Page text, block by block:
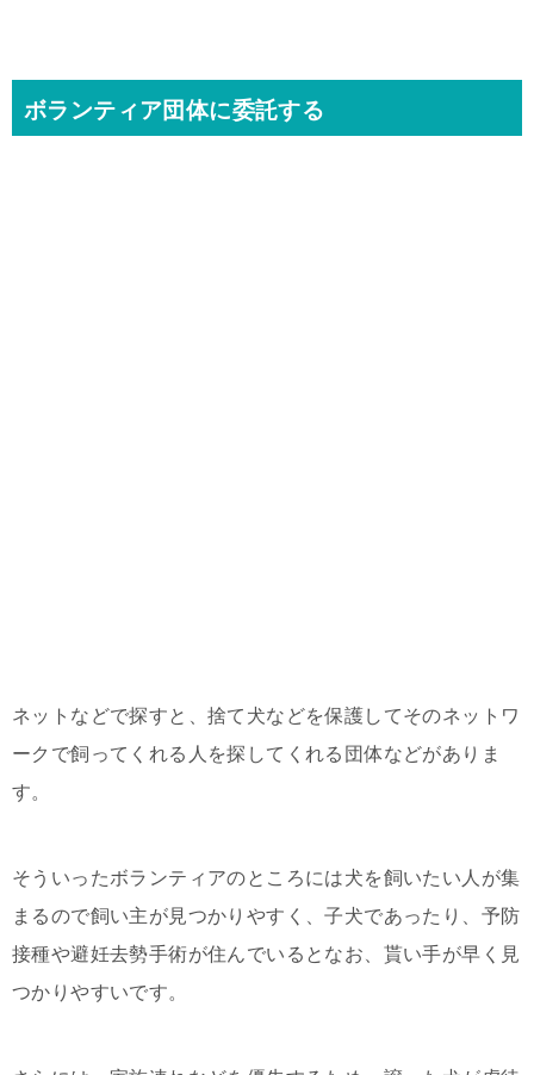
ボランティア団体に委託する
ネットなどで探すと、捨て犬などを保護してそのネットワ
ークで飼ってくれる人を探してくれる団体などがありま
す。
そういったボランティアのところには犬を飼いたい人が集
まるので飼い主が見つかりやすく、子犬であったり、予防
接種や避妊去勢手術が住んでいるとなお、貰い手が早く見
つかりやすいです。